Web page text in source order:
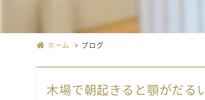
ホーム ブログ
木場で朝起きると顎がだる